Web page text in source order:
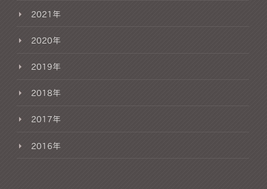
2021年
2020年
2019年
2018年
2017年
2016年